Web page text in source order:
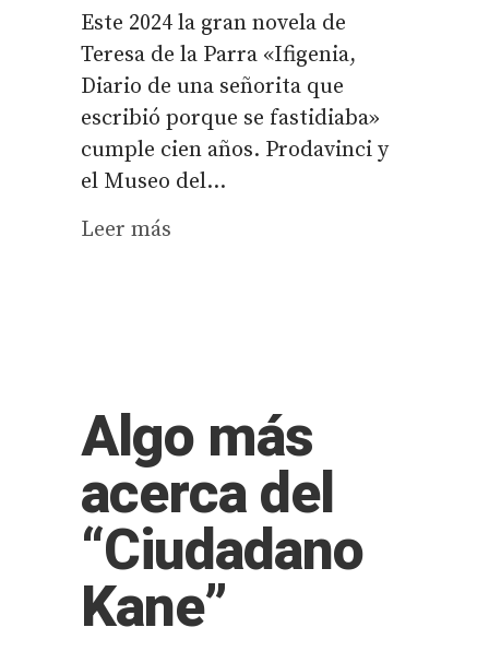
Este 2024 la gran novela de
Teresa de la Parra «Ifigenia,
Diario de una señorita que
escribió porque se fastidiaba»
cumple cien años. Prodavinci y
el Museo del...
Leer más
Algo más
acerca del
“Ciudadano
Kane”